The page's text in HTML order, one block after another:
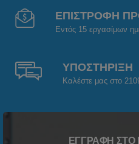
ΕΠΙΣΤΡΟΦΗ
Εντός 15 εργασίμων
ΥΠΟΣΤΗΡΙΞΗ
Καλέστε μας στο
ΕΓΓΡΑΦΉ ΣΤΟ